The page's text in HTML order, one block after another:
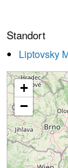
Standort
Liptovsky
+
−